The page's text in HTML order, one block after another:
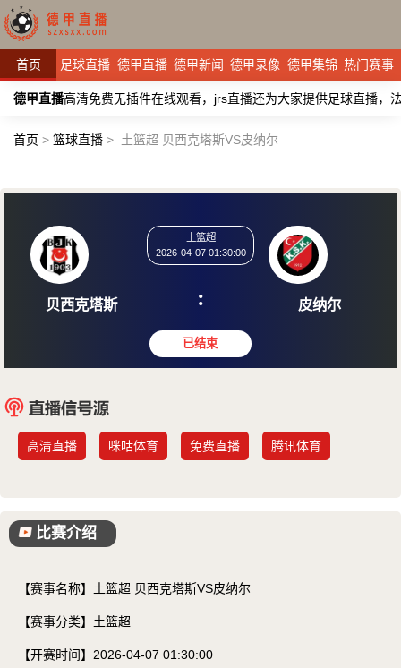
首页 足球直播 德甲直播 德甲新闻 德甲录像 德甲集锦 热门赛事
德甲直播高清免费无插件在线观看，jrs直播还为大家提供足球直播，
首页 > 篮球直播 > 土篮超 贝西克塔斯VS皮纳尔
贝西克塔斯
2026-04-07 01:30:00
: 皮
高清直播 咪咕体育 免费直播 腾讯体育
比赛介绍
【赛事名称】 土篮超 贝西克塔斯VS皮纳尔
【赛事分类】 土篮超
【开赛时间】 2026-04-07 01:30:00